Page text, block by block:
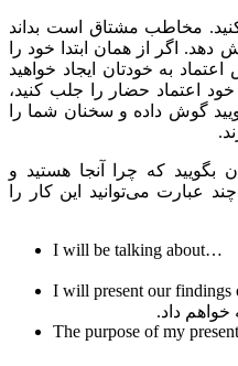
مخاطب مشتاق است بداند
اگر از همان ابتدا خود را
به خودتان ایجاد خواهید
اعتماد حضار را جلب کنید،
گوش داده و سخنان شما را
که چرا آنجا هستید و
می‌توانید این کار را
I will be talking about…
I will present our
خواهم داد.
The purpose of my